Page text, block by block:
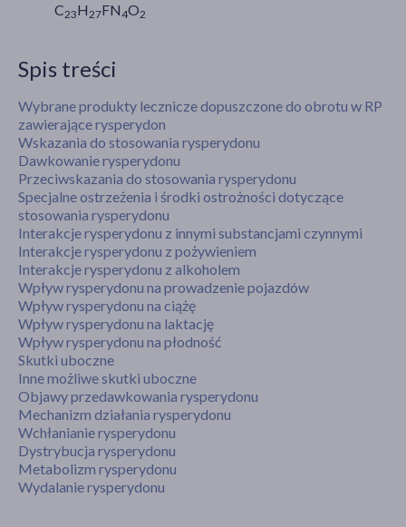
C23H27FN4O2
Spis treści
Wybrane produkty lecznicze dopuszczone do obrotu w RP
zawierające rysperydon
Wskazania do stosowania rysperydonu
Dawkowanie rysperydonu
Przeciwskazania do stosowania rysperydonu
Specjalne ostrzeżenia i środki ostrożności dotyczące
stosowania rysperydonu
Interakcje rysperydonu z innymi substancjami czynnymi
Interakcje rysperydonu z pożywieniem
Interakcje rysperydonu z alkoholem
Wpływ rysperydonu na prowadzenie pojazdów
Wpływ rysperydonu na ciążę
Wpływ rysperydonu na laktację
Wpływ rysperydonu na płodność
Skutki uboczne
Inne możliwe skutki uboczne
Objawy przedawkowania rysperydonu
Mechanizm działania rysperydonu
Wchłanianie rysperydonu
Dystrybucja rysperydonu
Metabolizm rysperydonu
Wydalanie rysperydonu